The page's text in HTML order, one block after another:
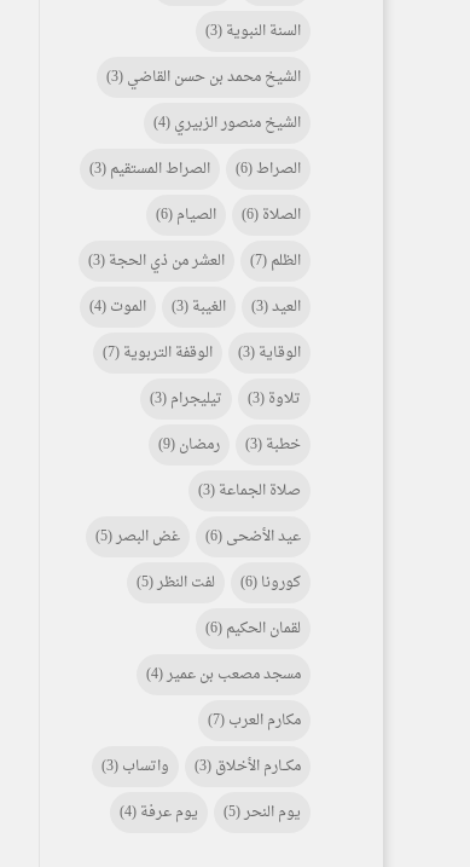
السنة النبوية(3)
الشيخ محمد بن حسن القاضي(3)
الشيخ منصور الزبيري(4)
الصراط(6) الصراط المستقيم(3)
الصلاة(6) الصيام(6)
الظلم(7) العشر من ذي الحجة(3)
العيد(3) الغيبة(3) الموت(4)
الوقاية(3) الوقفة التربوية(7)
تلاوة(3) تيليجرام(3)
خطبة(3) رمضان(9)
صلاة الجماعة(3)
عيد الأضحى(6) غض البصر(5)
كورونا(6) لفت النظر(5)
لقمان الحكيم(6)
مسجد مصعب بن عمير(4)
مكارم العرب(7)
مكـــارم الأخلاق(3) واتساب(3)
يوم النحر(5) يوم عرفة(4)